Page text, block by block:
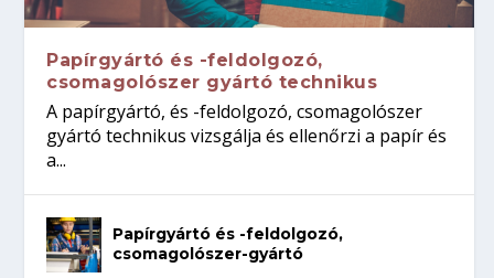
Papírgyártó és -feldolgozó,
csomagolószer gyártó technikus
A papírgyártó, és -feldolgozó, csomagolószer
gyártó technikus vizsgálja és ellenőrzi a papír és
a...
Papírgyártó és -feldolgozó,
csomagolószer-gyártó